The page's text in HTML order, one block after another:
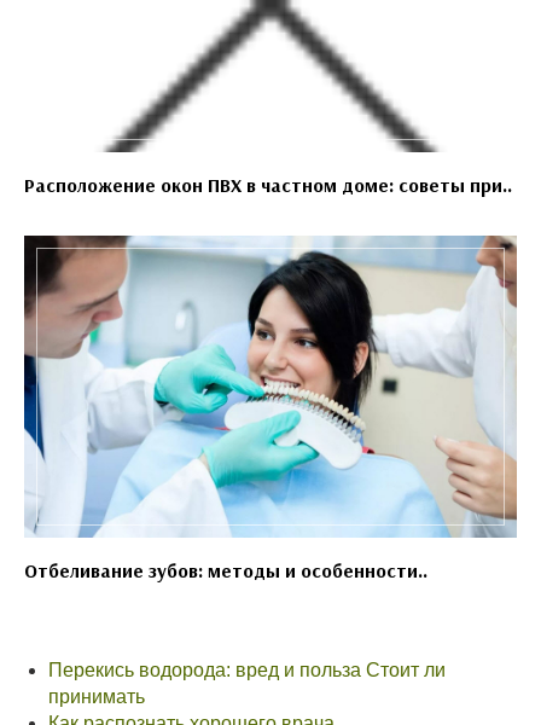
Расположение окон ПВХ в частном доме: советы при..
Отбеливание зубов: методы и особенности..
Перекись водорода: вред и польза Стоит ли
принимать